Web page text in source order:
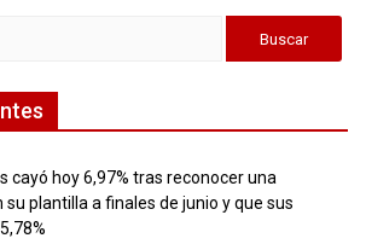
cayó hoy 6,97% tras reconocer una
su plantilla a finales de junio y que sus